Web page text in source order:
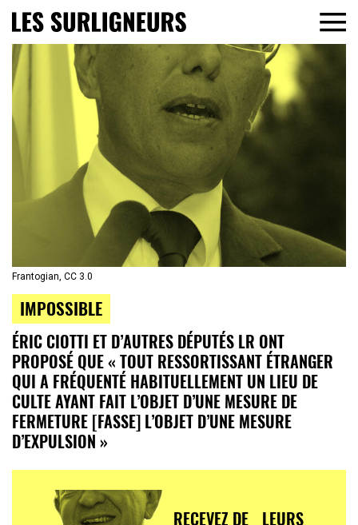
Frantogian, CC 3.0
IMPOSSIBLE
ÉRIC CIOTTI ET D’AUTRES DÉPUTÉS LR ONT
PROPOSÉ QUE « TOUT RESSORTISSANT ÉTRANGER
QUI A FRÉQUENTÉ HABITUELLEMENT UN LIEU DE
CULTE AYANT FAIT L’OBJET D’UNE MESURE DE
FERMETURE [FASSE] L’OBJET D’UNE MESURE
D’EXPULSION »
RECEVEZ DE LEURS